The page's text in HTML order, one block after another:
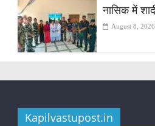
नासिक में
August 8, 2026
Kapilvastupost.in